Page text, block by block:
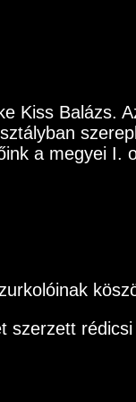
Kiss Balázs.
a megyei
szerzett